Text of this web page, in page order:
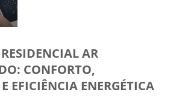
AR
CONFORTO,
EFICIÊNCIA ENERGÉTICA